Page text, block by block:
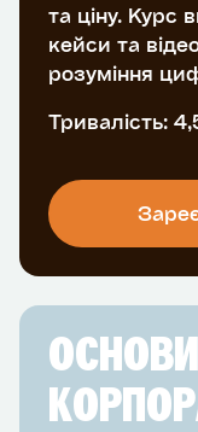
та ціну. Курс
кейси та
розуміння
Тривалість:
ОСНОВИ